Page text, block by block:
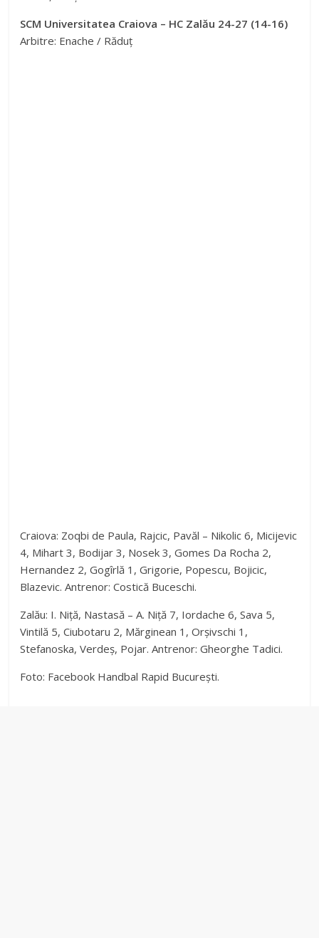
SCM Universitatea Craiova – HC Zalău 24-27 (14-16)
Arbitre: Enache / Răduț
Craiova: Zoqbi de Paula, Rajcic, Pavăl – Nikolic 6, Micijevic
4, Mihart 3, Bodijar 3, Nosek 3, Gomes Da Rocha 2,
Hernandez 2, Gogîrlă 1, Grigorie, Popescu, Bojicic,
Blazevic. Antrenor: Costică Buceschi.
Zalău: I. Niță, Nastasă – A. Niță 7, Iordache 6, Sava 5,
Vintilă 5, Ciubotaru 2, Mărginean 1, Orșivschi 1,
Stefanoska, Verdeș, Pojar. Antrenor: Gheorghe Tadici.
Foto: Facebook Handbal Rapid București.